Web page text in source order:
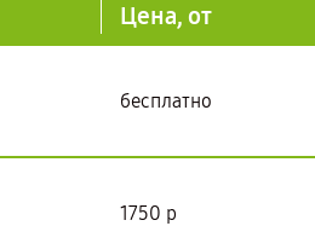
Цена, от
бесплатно
1750 р